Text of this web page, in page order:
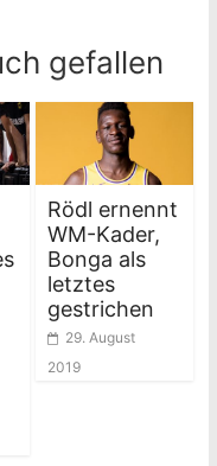
gefallen
Rödl ernennt
WM-Kader,
Bonga als
letztes
gestrichen
29. August
2019